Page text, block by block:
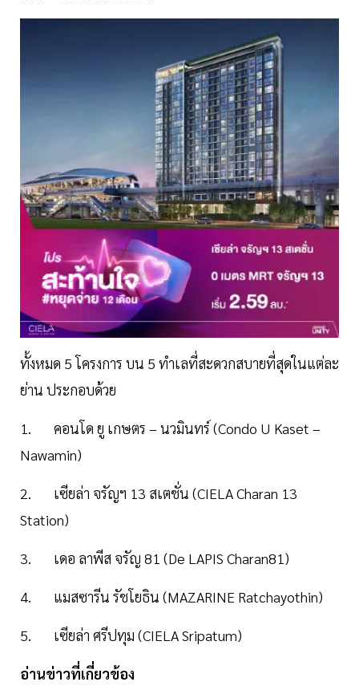
ทั้งหมด 5 โครงการ บน 5 ทำเลที่สะดวกสบายที่สุดในแต่ละ
ย่าน ประกอบด้วย
1. คอนโด ยู เกษตร – นวมินทร์ (Condo U Kaset –
Nawamin)
2. เซียล่า จรัญฯ 13 สเตชั่น (CIELA Charan 13
Station)
3. เดอ ลาพีส จรัญ 81 (De LAPIS Charan81)
4. แมสซารีน รัชโยธิน (MAZARINE Ratchayothin)
5. เซียล่า ศรีปทุม (CIELA Sripatum)
อ่านข่าวที่เกี่ยวข้อง